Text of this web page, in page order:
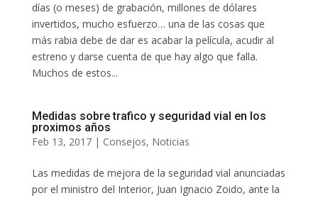
días (o meses) de grabación, millones de dólares
invertidos, mucho esfuerzo… una de las cosas que
más rabia debe de dar es acabar la película, acudir al
estreno y darse cuenta de que hay algo que falla.
Muchos de estos...
Medidas sobre trafico y seguridad vial en los
proximos años
Feb 13, 2017| Consejos, Noticias
Las medidas de mejora de la seguridad vial anunciadas
por el ministro del Interior, Juan Ignacio Zoido, ante la